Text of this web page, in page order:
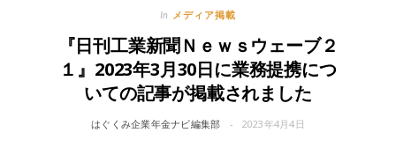
In メディア掲載
『日刊工業新聞Ｎｅｗｓウェーブ２
１』2023年3月30日に業務提携につ
いての記事が掲載されました
はぐくみ企業年金ナビ編集部 2023年4月4日